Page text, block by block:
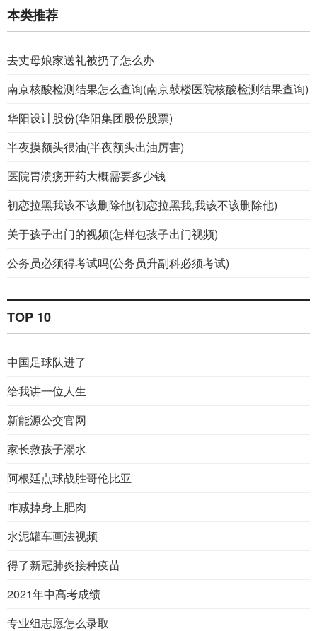
本类推荐
去丈母娘家送礼被扔了怎么办
南京核酸检测结果怎么查询(南京鼓楼医院核酸检测结果查询)
华阳设计股份(华阳集团股份股票)
半夜摸额头很油(半夜额头出油厉害)
医院胃溃疡开药大概需要多少钱
初恋拉黑我该不该删除他(初恋拉黑我,我该不该删除他)
关于孩子出门的视频(怎样包孩子出门视频)
公务员必须得考试吗(公务员升副科必须考试)
TOP 10
中国足球队进了
给我讲一位人生
新能源公交官网
家长救孩子溺水
阿根廷点球战胜哥伦比亚
咋减掉身上肥肉
水泥罐车画法视频
得了新冠肺炎接种疫苗
2021年中高考成绩
专业组志愿怎么录取